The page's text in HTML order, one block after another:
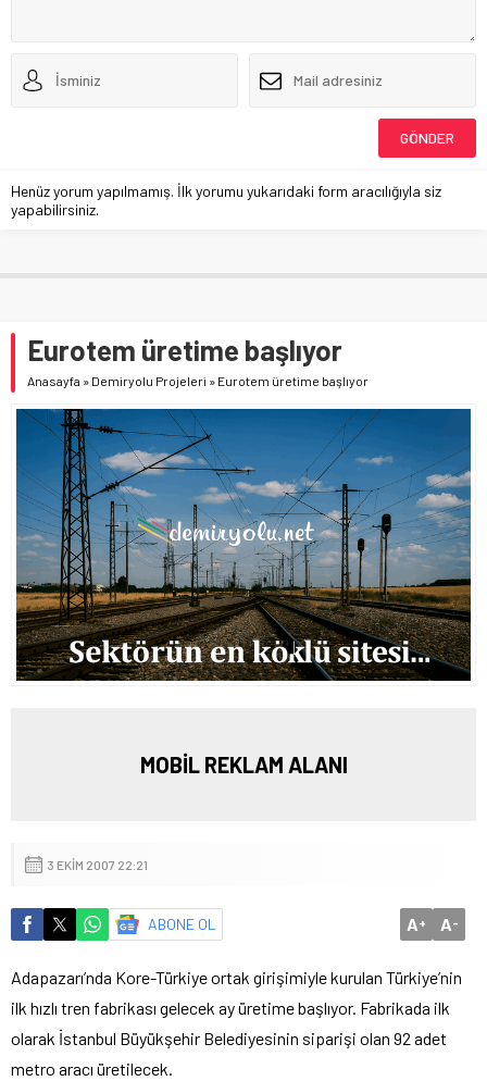
Henüz yorum yapılmamış. İlk yorumu yukarıdaki form aracılığıyla siz
yapabilirsiniz.
Eurotem üretime başlıyor
Anasayfa » Demiryolu Projeleri » Eurotem üretime başlıyor
MOBİL REKLAM ALANI
3 EKIM 2007 22:21
ABONE OL A+ A-
Adapazarı’nda Kore-Türkiye ortak girişimiyle kurulan Türkiye’nin
ilk hızlı tren fabrikası gelecek ay üretime başlıyor. Fabrikada ilk
olarak İstanbul Büyükşehir Belediyesinin siparişi olan 92 adet
metro aracı üretilecek.